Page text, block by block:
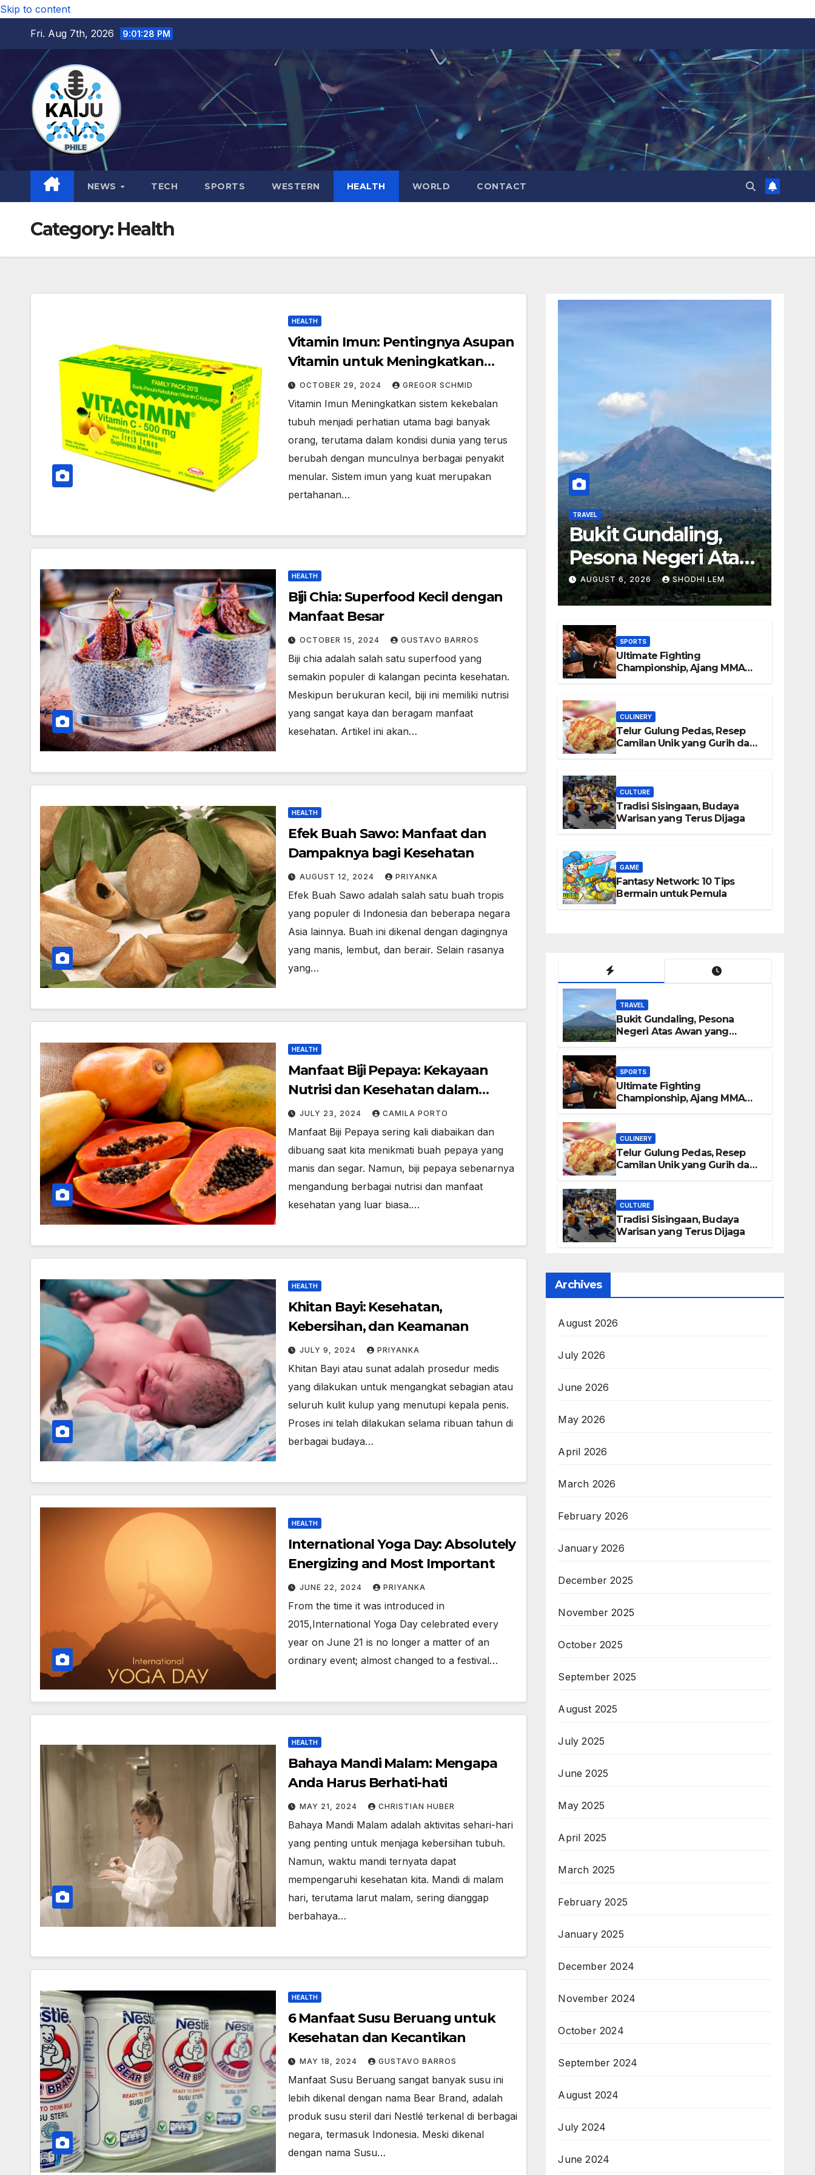
Skip to content
Fri. Aug 7th, 2026
9:01:29 PM
NEWS TECH SPORTS WESTERN HEALTH WORLD CONTACT
Category: Health
HEALTH
Vitamin Imun: Pentingnya Asupan
Vitamin untuk Meningkatkan
Kekebalan Tubuh
OCTOBER 29, 2024 GREGOR SCHMID
Vitamin Imun Meningkatkan sistem kekebalan
tubuh menjadi perhatian utama bagi banyak
orang, terutama dalam kondisi dunia yang terus
berubah dengan munculnya berbagai penyakit
menular. Sistem imun yang kuat merupakan
pertahanan…
HEALTH
Biji Chia: Superfood Kecil dengan
Manfaat Besar
OCTOBER 15, 2024 GUSTAVO BARROS
Biji chia adalah salah satu superfood yang
semakin populer di kalangan pecinta kesehatan.
Meskipun berukuran kecil, biji ini memiliki nutrisi
yang sangat kaya dan beragam manfaat
kesehatan. Artikel ini akan…
HEALTH
Efek Buah Sawo: Manfaat dan
Dampaknya bagi Kesehatan
AUGUST 12, 2024 PRIYANKA
Efek Buah Sawo adalah salah satu buah tropis
yang populer di Indonesia dan beberapa negara
Asia lainnya. Buah ini dikenal dengan dagingnya
yang manis, lembut, dan berair. Selain rasanya
yang…
HEALTH
Manfaat Biji Pepaya: Kekayaan
Nutrisi dan Kesehatan dalam
Setiap Butir
JULY 23, 2024 CAMILA PORTO
Manfaat Biji Pepaya sering kali diabaikan dan
dibuang saat kita menikmati buah pepaya yang
manis dan segar. Namun, biji pepaya sebenarnya
mengandung berbagai nutrisi dan manfaat
kesehatan yang luar biasa.…
HEALTH
Khitan Bayi: Kesehatan,
Kebersihan, dan Keamanan
JULY 9, 2024 PRIYANKA
Khitan Bayi atau sunat adalah prosedur medis
yang dilakukan untuk mengangkat sebagian atau
seluruh kulit kulup yang menutupi kepala penis.
Proses ini telah dilakukan selama ribuan tahun di
berbagai budaya…
HEALTH
International Yoga Day: Absolutely
Energizing and Most Important
JUNE 22, 2024 PRIYANKA
From the time it was introduced in
2015,International Yoga Day celebrated every
year on June 21 is no longer a matter of an
ordinary event; almost changed to a festival…
HEALTH
Bahaya Mandi Malam: Mengapa
Anda Harus Berhati-hati
MAY 21, 2024 CHRISTIAN HUBER
Bahaya Mandi Malam adalah aktivitas sehari-hari
yang penting untuk menjaga kebersihan tubuh.
Namun, waktu mandi ternyata dapat
mempengaruhi kesehatan kita. Mandi di malam
hari, terutama larut malam, sering dianggap
berbahaya…
HEALTH
6 Manfaat Susu Beruang untuk
Kesehatan dan Kecantikan
MAY 18, 2024 GUSTAVO BARROS
Manfaat Susu Beruang sangat banyak susu ini
lebih dikenal dengan nama Bear Brand, adalah
produk susu steril dari Nestlé terkenal di berbagai
negara, termasuk Indonesia. Meski dikenal
dengan nama Susu…
TRAVEL
Bukit Gundaling,
Pesona Negeri Atas
Awan yang
Menyimpan
Keindahan Alam
Berkesan
AUGUST 6, 2026 SHODHI LEM
SPORTS
Ultimate Fighting
Championship, Ajang MMA
CULINERY
Telur Gulung Pedas, Resep
Camilan Unik yang Gurih dan
CULTURE
Tradisi Sisingaan, Budaya
Warisan yang Terus Dijaga
GAME
Fantasy Network: 10 Tips
Bermain untuk Pemula
TRAVEL
Bukit Gundaling, Pesona
Negeri Atas Awan yang
SPORTS
Ultimate Fighting
Championship, Ajang MMA
CULINERY
Telur Gulung Pedas, Resep
Camilan Unik yang Gurih dan
CULTURE
Tradisi Sisingaan, Budaya
Warisan yang Terus Dijaga
Archives
August 2026
July 2026
June 2026
May 2026
April 2026
March 2026
February 2026
January 2026
December 2025
November 2025
October 2025
September 2025
August 2025
July 2025
June 2025
May 2025
April 2025
March 2025
February 2025
January 2025
December 2024
November 2024
October 2024
September 2024
August 2024
July 2024
June 2024